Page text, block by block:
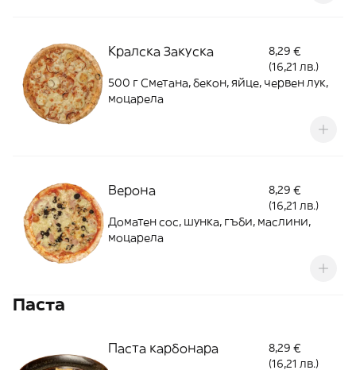
Кралска Закуска
8,29 €
(16,21 лв.)
500 г Сметана, бекон, яйце, червен лук,
моцарела
Верона
8,29 €
(16,21 лв.)
Доматен сос, шунка, гъби, маслини,
моцарела
Паста
Паста карбонара
8,29 €
(16,21 лв.)